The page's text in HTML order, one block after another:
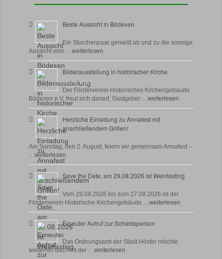
Beste Aussicht in Bödexen
Ein Storchenpaar genießt ab und zu die sonnige
Aussicht vom …weiterlesen
Bilderausstellung in historischer Kirche
30 Juli, 2026
Der Förderverein Historisches Kirchengebäude
Bödexen e.V. freut sich darauf, Gastgeber …weiterlesen
Herzliche Einladung zu Annafest mit
anschließendem Grillen!
Am Sonntag, den 2. August, feiern wir gemeinsam Annafest –
…weiterlesen
Save the Date, am 29.08.2026 ist Weintasting
Vom 29.08.2026 bis zum 27.09.2026 ist der
Förderverein Historische Kirchengebäude …weiterlesen
Erneuter Aufruf zur Schiedsperson
8 Juli, 2026
Das Ordnungsamt der Stadt Höxter möchte
weiterhin das Amt der …weiterlesen